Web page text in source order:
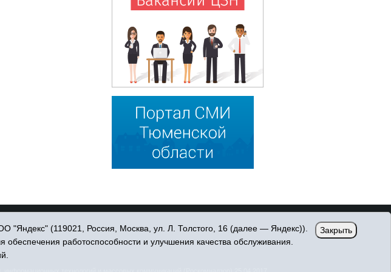
"Яндекс" (119021, Россия, Москва, ул. Л. Толстого, 16 (далее — Яндекс)).
работоспособности и улучшения качества обслуживания.
Закрыть